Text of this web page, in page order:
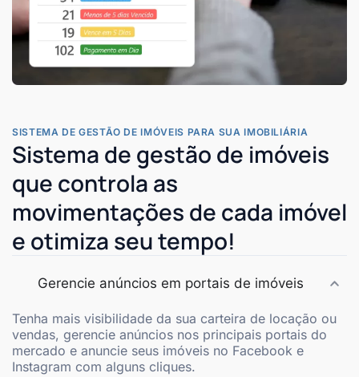
SISTEMA DE GESTÃO DE IMÓVEIS PARA SUA IMOBILIÁRIA
Sistema de gestão de imóveis
que controla as
movimentações de cada imóvel
e otimiza seu tempo!
Gerencie anúncios em portais de imóveis
Tenha mais visibilidade da sua carteira de locação ou
vendas, gerencie anúncios nos principais portais do
mercado e anuncie seus imóveis no Facebook e
Instagram com alguns cliques.